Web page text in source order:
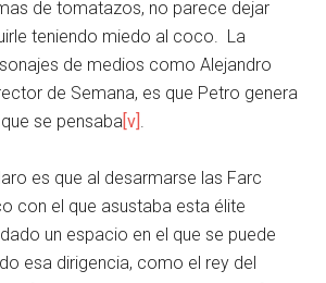
de tomatazos, no parece dejar
teniendo miedo al coco. La
de medios como Alejandro
de Semana, es que Petro genera
se pensaba[v]
es que al desarmarse las Farc
con el que asustaba esta élite
un espacio en el que se puede
esa dirigencia, como el rey del